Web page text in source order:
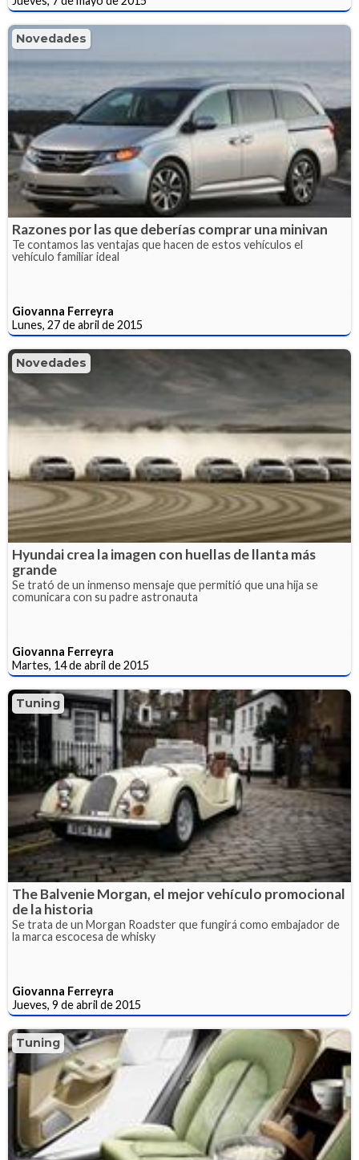
Novedades
Razones por las que deberías comprar una minivan
Te contamos las ventajas que hacen de estos vehículos el
vehículo familiar ideal
Giovanna Ferreyra
Lunes, 27 de abril de 2015
Novedades
Hyundai crea la imagen con huellas de llanta más
grande
Se trató de un inmenso mensaje que permitió que una hija se
comunicara con su padre astronauta
Giovanna Ferreyra
Martes, 14 de abril de 2015
Tuning
The Balvenie Morgan, el mejor vehículo promocional
de la historia
Se trata de un Morgan Roadster que fungirá como embajador de
la marca escocesa de whisky
Giovanna Ferreyra
Jueves, 9 de abril de 2015
Tuning